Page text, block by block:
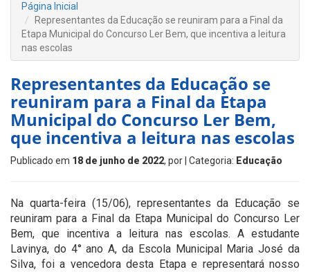
Página Inicial
Representantes da Educação se reuniram para a Final da
Etapa Municipal do Concurso Ler Bem, que incentiva a leitura
nas escolas
Representantes da Educação se
reuniram para a Final da Etapa
Municipal do Concurso Ler Bem,
que incentiva a leitura nas escolas
Publicado em 18 de junho de 2022, por | Categoria: Educação
Na quarta-feira (15/06), representantes da Educação se
reuniram para a Final da Etapa Municipal do Concurso Ler
Bem, que incentiva a leitura nas escolas. A estudante
Lavinya, do 4° ano A, da Escola Municipal Maria José da
Silva, foi a vencedora desta Etapa e representará nosso